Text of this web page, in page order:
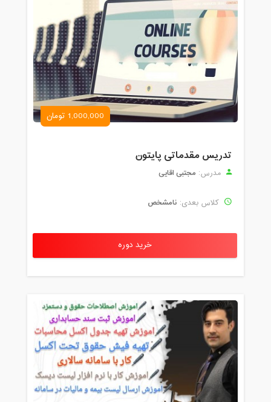
1,000,000 تومان
تدریس مقدماتی پایتون
مدرس: مجتبی اقایی
کلاس بعدی: نامشخص
خرید دوره